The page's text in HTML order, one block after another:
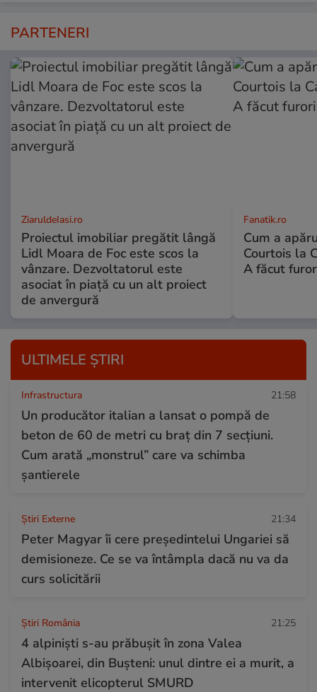
PARTENERI
ZiaruldeIasi.ro
Proiectul imobiliar pregătit lângă
Lidl Moara de Foc este scos la
vânzare. Dezvoltatorul este
asociat în piață cu un alt proiect
de anvergură
Fanatik.ro
Cum a
Courtois la
A făcut
ULTIMELE ȘTIRI
Infrastructura 21:58
Un producător italian a lansat o pompă de
beton de 60 de metri cu braț din 7 secțiuni.
Cum arată „monstrul” care va schimba
șantierele
Știri Externe 21:34
Peter Magyar îi cere președintelui Ungariei să
demisioneze. Ce se va întâmpla dacă nu va da
curs solicitării
Știri România 21:25
4 alpiniști s-au prăbușit în zona Valea
Albișoarei, din Bușteni: unul dintre ei a murit, a
intervenit elicopterul SMURD